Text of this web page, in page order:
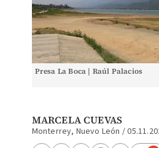
Presa La Boca | Raúl Palacios
MARCELA CUEVAS
Monterrey, Nuevo León /